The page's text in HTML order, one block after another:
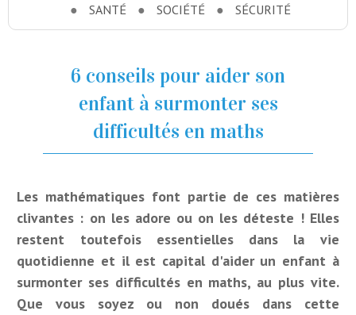
SANTÉ
SOCIÉTÉ SÉCURITÉ
6 conseils pour aider son
enfant à surmonter ses
difficultés en maths
Les mathématiques font partie de ces matières
clivantes : on les adore ou on les déteste ! Elles
restent toutefois essentielles dans la vie
quotidienne et il est capital d'aider un enfant à
surmonter ses difficultés en maths, au plus vite.
Que vous soyez ou non doués dans cette